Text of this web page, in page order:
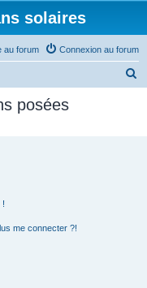
solaires
Connexion au forum
au forum
posées
!
me connecter ?!